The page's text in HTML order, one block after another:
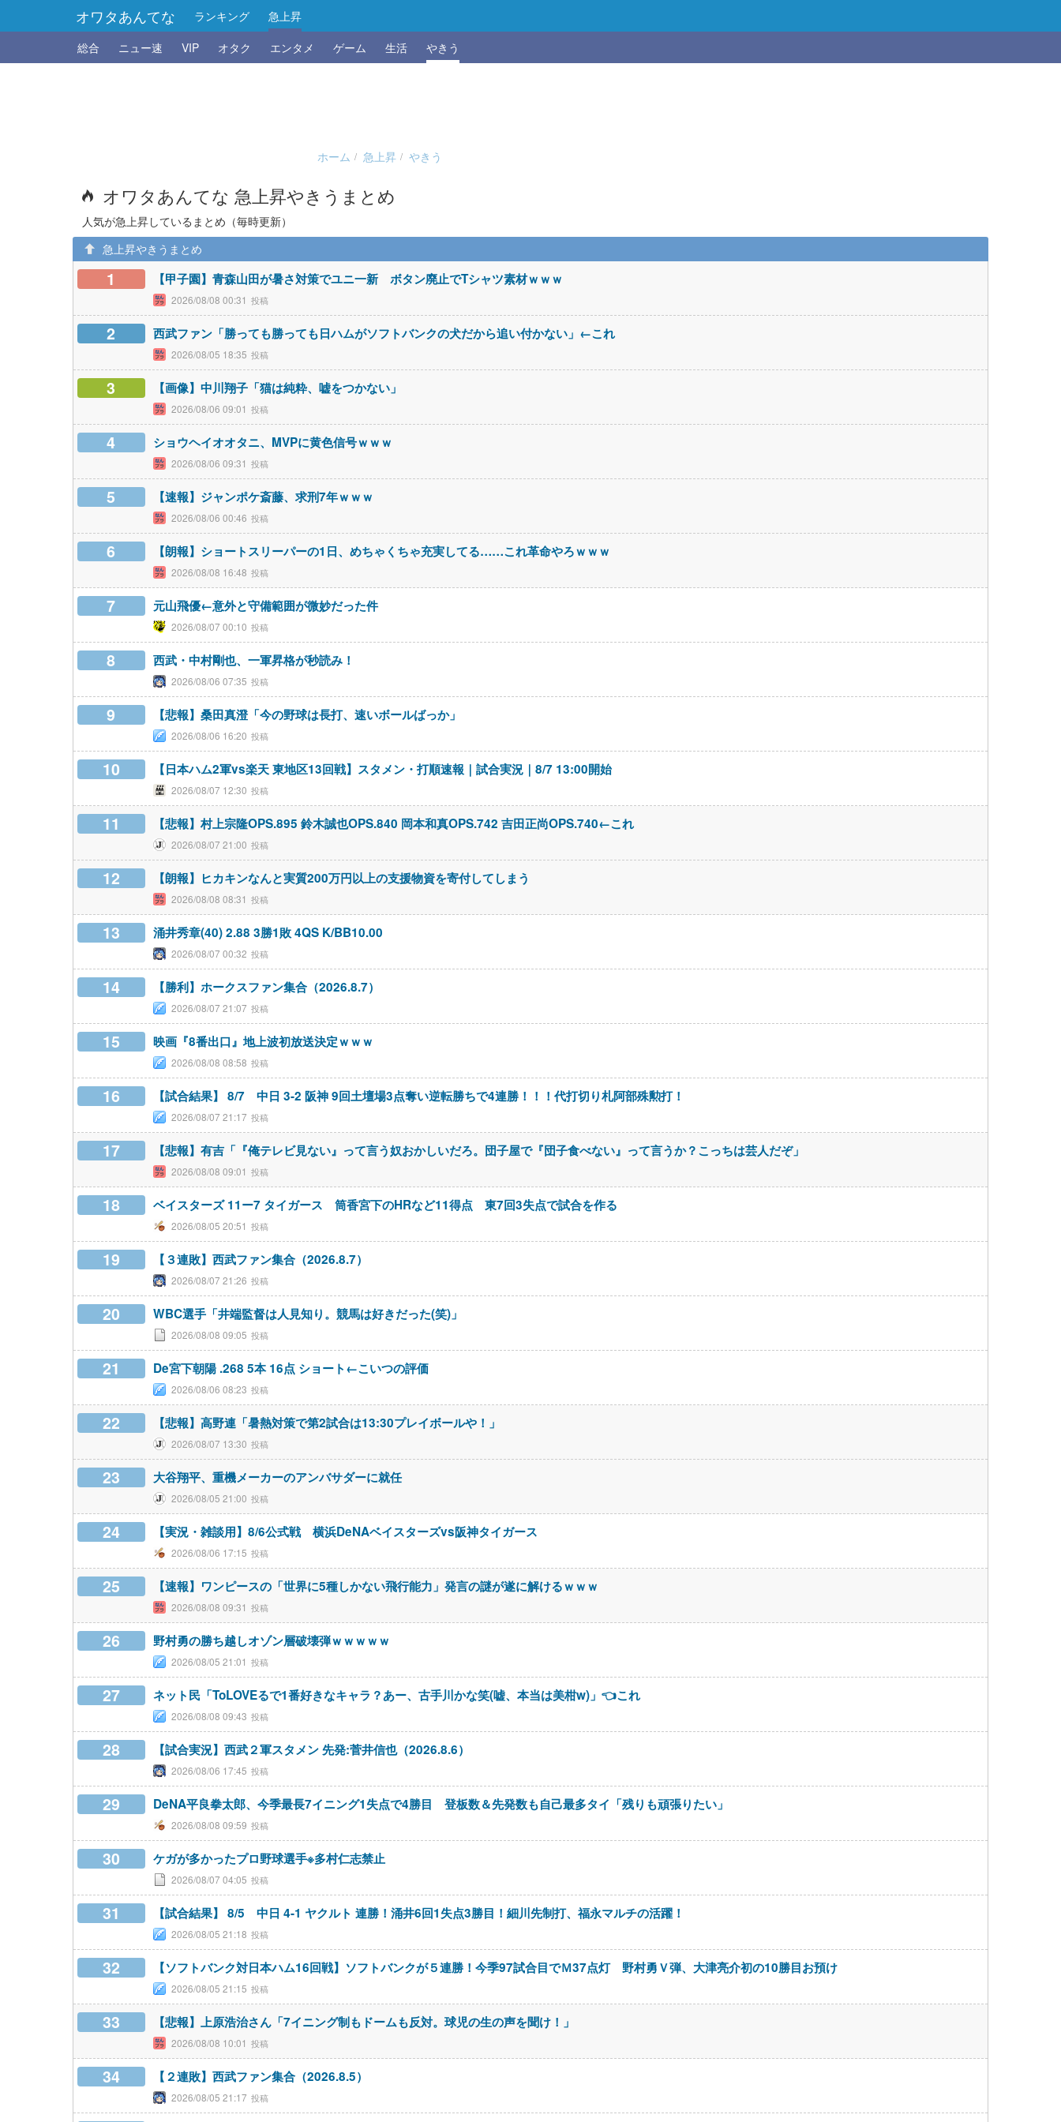
オワタあんてな ランキング
急上昇
総合
ニュー速 VIP オタク エンタメ ゲーム 生活 やきう
ホーム 急上昇 やきう
オワタあんてな 急上昇やきうまとめ
人気が急上昇しているまとめ（毎時更新）
急上昇やきうまとめ
1 【甲子園】青森山田が暑さ対策でユニ一新 ボタン廃止でTシャツ素材ｗｗｗ
2026/08/08 00:31
2 西武ファン「勝っても勝っても日ハムがソフトバンクの犬だから追い付かない」←これ
2026/08/05 18:35
3 【画像】中川翔子「猫は純粋、嘘をつかない」
2026/08/06 09:01
4 ショウヘイオオタニ、MVPに黄色信号ｗｗｗ
2026/08/06 09:31
5 【速報】ジャンポケ斎藤、求刑7年ｗｗｗ
2026/08/06 00:46
6 【朗報】ショートスリーパーの1日、めちゃくちゃ充実してる……これ革命やろｗｗｗ
2026/08/08 16:48
7 元山飛優←意外と守備範囲が微妙だった件
2026/08/07 00:10
8 西武・中村剛也、一軍昇格が秒読み！
2026/08/06 07:35
9 【悲報】桑田真澄「今の野球は長打、速いボールばっか」
2026/08/06 16:20
10 【日本ハム2軍vs楽天 東地区13回戦】スタメン・打順速報｜試合実況｜8/7 13:00開始
2026/08/07 12:30
11 【悲報】村上宗隆OPS.895 鈴木誠也OPS.840 岡本和真OPS.742 吉田正尚OPS.740←これ
2026/08/07 21:00
12 【朗報】ヒカキンなんと実質200万円以上の支援物資を寄付してしまう
2026/08/08 08:31
13 涌井秀章(40) 2.88 3勝1敗 4QS K/BB10.00
2026/08/07 00:32
14 【勝利】ホークスファン集合（2026.8.7）
2026/08/07 21:07
15 映画『8番出口』地上波初放送決定ｗｗｗ
2026/08/08 08:58
16 【試合結果】 8/7 中日 3-2 阪神 9回土壇場3点奪い逆転勝ちで4連勝！！！代打切り札阿部殊勲打！
2026/08/07 21:17
17 【悲報】有吉「『俺テレビ見ない』って言う奴おかしいだろ。団子屋で『団子食べない』って言うか？こっちは芸人だぞ」
2026/08/08 09:01
18 ベイスターズ 11ー7 タイガース 筒香宮下のHRなど11得点 東7回3失点で試合を作る
2026/08/05 20:51
19 【３連敗】西武ファン集合（2026.8.7）
2026/08/07 21:26
20 WBC選手「井端監督は人見知り。競馬は好きだった(笑)」
2026/08/08 09:05
21 De宮下朝陽 .268 5本 16点 ショート←こいつの評価
2026/08/06 08:23
22 【悲報】高野連「暑熱対策で第2試合は13:30プレイボールや！」
2026/08/07 13:30
23 大谷翔平、重機メーカーのアンバサダーに就任
2026/08/05 21:00
24 【実況・雑談用】8/6公式戦 横浜DeNAベイスターズvs阪神タイガース
2026/08/06 17:15
25 【速報】ワンピースの「世界に5種しかない飛行能力」発言の謎が遂に解けるｗｗｗ
2026/08/08 09:31
26 野村勇の勝ち越しオゾン層破壊弾ｗｗｗｗｗ
2026/08/05 21:01
27 ネット民「ToLOVEるで1番好きなキャラ？あー、古手川かな笑(嘘、本当は美柑w)」👈これ
2026/08/08 09:43
28 【試合実況】西武２軍スタメン 先発:菅井信也（2026.8.6）
2026/08/06 17:45
29 DeNA平良拳太郎、今季最長7イニング1失点で4勝目 登板数＆先発数も自己最多タイ「残りも頑張りたい」
2026/08/08 09:59
30 ケガが多かったプロ野球選手※多村仁志禁止
2026/08/07 04:05
31 【試合結果】 8/5 中日 4-1 ヤクルト 連勝！涌井6回1失点3勝目！細川先制打、福永マルチの活躍！
2026/08/05 21:18
32 【ソフトバンク対日本ハム16回戦】ソフトバンクが５連勝！今季97試合目でＭ37点灯 野村勇Ｖ弾、大津亮介初の10勝目お預け
2026/08/05 21:15
33 【悲報】上原浩治さん「7イニング制もドームも反対。球児の生の声を聞け！」
2026/08/08 10:01
34 【２連敗】西武ファン集合（2026.8.5）
2026/08/05 21:17